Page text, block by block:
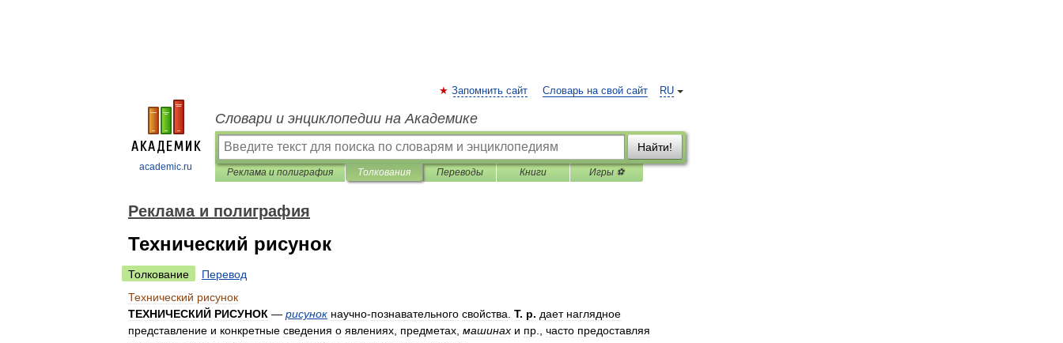
academic.ru
RU
Запомнить сайт Словарь на свой сайт
Словари и энциклопедии на Академике
Найти!
Реклама и полиграфия Толкования Переводы Книги Игры ⚽
Реклама и полиграфия
Технический рисунок
Толкование
Перевод
Технический рисунок
ТЕХНИЧЕСКИЙ РИСУНОК — рисунок научно-познавательного свойства Т. р. дает наглядное
представление и конкретные сведения о явлениях предметах машинах и пр часто предоставляя